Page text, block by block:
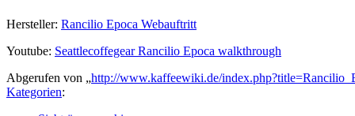
Hersteller: Rancilio Epoca Webauftritt
Youtube: Seattlecoffegear Rancilio Epoca walkthrough
Abgerufen von „http://www.kaffeewiki.de/
Kategorien: